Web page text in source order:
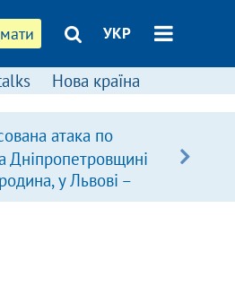
УКР
Нова країна
атака по
Дніпропетровщині
у Львові –